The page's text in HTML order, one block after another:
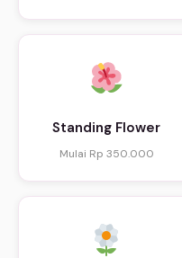
Standing Flower
Mulai Rp 350.000